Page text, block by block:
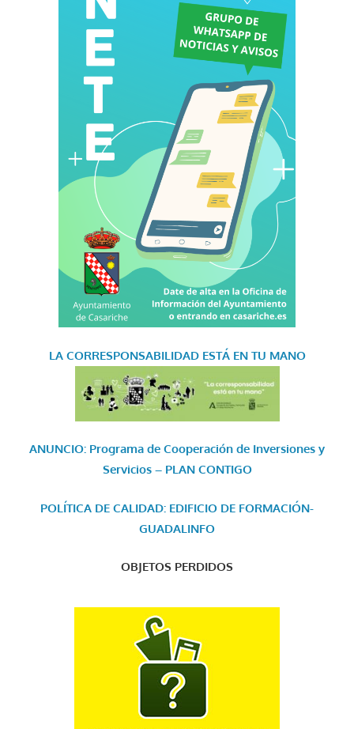
LA CORRESPONSABILIDAD ESTÁ EN TU MANO
ANUNCIO: Programa de Cooperación de Inversiones y
Servicios – PLAN CONTIGO
POLÍTICA DE CALIDAD: EDIFICIO DE FORMACIÓN-
GUADALINFO
OBJETOS PERDIDOS